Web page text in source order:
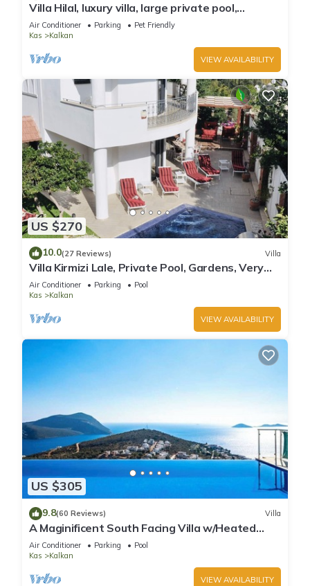
Villa Hilal, luxury villa, large private pool,
amazing panoramic views.
Air Conditioner Parking
Pet Friendly
Kas
Kalkan
VIEW AVAILABILITY
US $270
10.0(27 Reviews) Villa
Villa Kirmizi Lale, Private Pool, Gardens, Very
Close to Town - No Need for Taxi
Air Conditioner Parking
Pool
Kas
Kalkan
VIEW AVAILABILITY
US $305
9.8(60 Reviews) Villa
A Maginificent South Facing Villa w/Heated
Infinity Pool And Stunning Sea Views
Air Conditioner Parking
Pool
Kas
Kalkan
VIEW AVAILABILITY